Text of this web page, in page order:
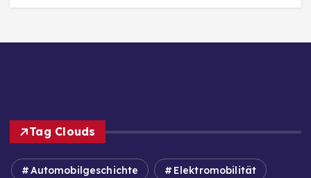
Tag Clouds
Automobilgeschichte Elektromobilität